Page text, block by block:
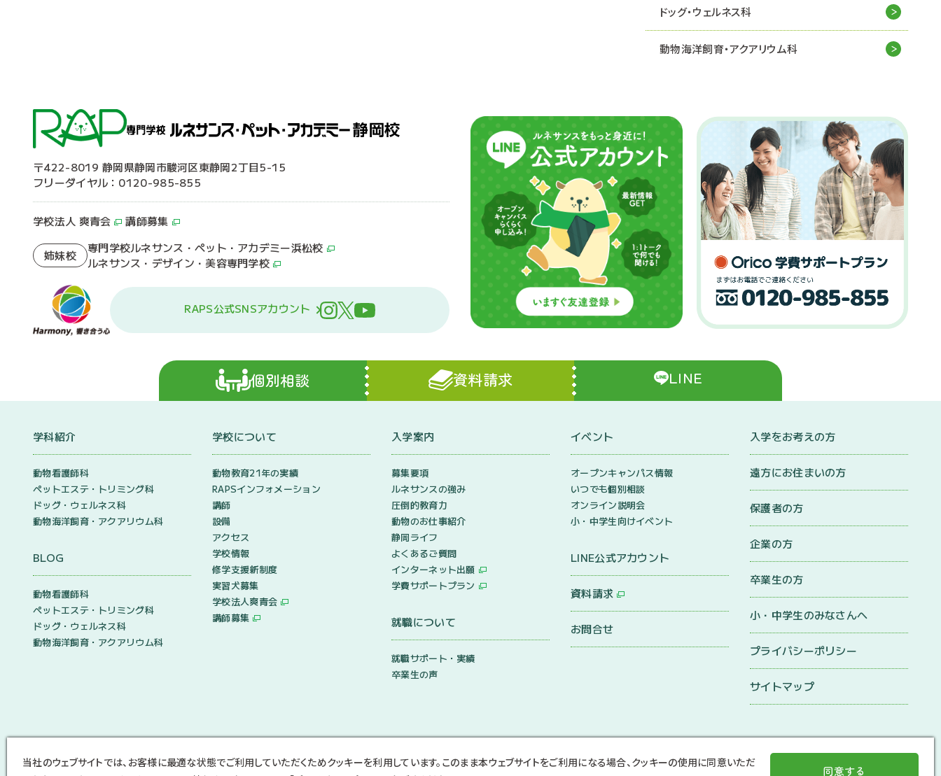
ドッグ・ウェルネス科
動物海洋飼育・アクアリウム科
〒422-8019 静岡県静岡市駿河区東静岡2丁目5-15
フリーダイヤル：0120-985-855
学校法人 爽青会 講師募集
姉妹校
専門学校ルネサンス・ペット・アカデミー浜松校
ルネサンス・デザイン・美容専門学校
RAPS公式SNSアカウント
個別相談 資料請求 LINE
学科紹介
動物看護師科
ペットエステ・トリミング科
ドッグ・ウェルネス科
動物海洋飼育・アクアリウム科
BLOG
動物看護師科
ペットエステ・トリミング科
ドッグ・ウェルネス科
動物海洋飼育・アクアリウム科
学校について
動物教育21年の実績
RAPSインフォメーション
講師
設備
アクセス
学校情報
修学支援新制度
実習犬募集
学校法人爽青会
講師募集
入学案内
募集要項
ルネサンスの強み
圧倒的教育力
動物のお仕事紹介
静岡ライフ
よくあるご質問
インターネット出願
学費サポートプラン
就職について
就職サポート・実績
卒業生の声
イベント
オープンキャンパス情報
いつでも個別相談
オンライン説明会
小・中学生向けイベント
LINE公式アカウント
資料請求
お問合せ
入学をお考えの方
遠方にお住まいの方
保護者の方
企業の方
卒業生の方
小・中学生のみなさんへ
プライバシーポリシー
サイトマップ
当社のウェブサイトでは、お客様に最適な状態でご利用していただくためクッキーを利用しています。このまま本ウェブサイトをご利用になる場合、クッキーの使用に同意いただ
同意する